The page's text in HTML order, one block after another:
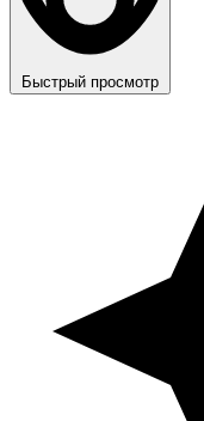
Быстрый просмотр